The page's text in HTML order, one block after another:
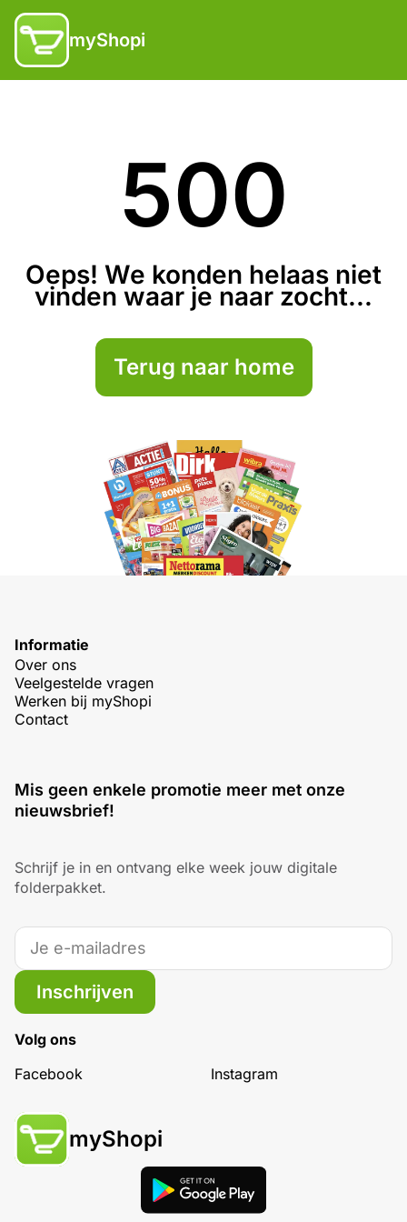
myShopi
500
Oeps! We konden helaas niet
vinden waar je naar zocht...
Terug naar home
Informatie
Over ons
Veelgestelde vragen
Werken bij myShopi
Contact
Mis geen enkele promotie meer met onze
nieuwsbrief!
Schrijf je in en ontvang elke week jouw digitale
folderpakket.
Inschrijven
Volg ons
Facebook
Instagram
myShopi